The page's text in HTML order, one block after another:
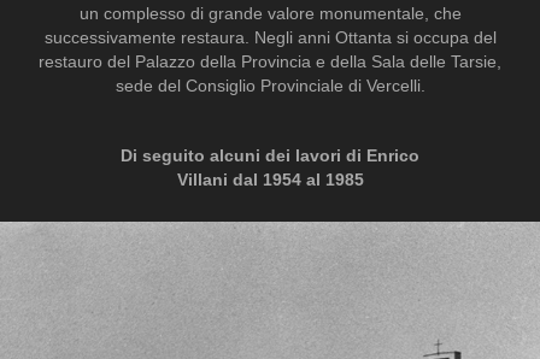
un complesso di grande valore monumentale, che
successivamente restaura. Negli anni Ottanta si occupa del
restauro del Palazzo della Provincia e della Sala delle Tarsie,
sede del Consiglio Provinciale di Vercelli.
Di seguito alcuni dei lavori di Enrico
Villani dal 1954 al 1985